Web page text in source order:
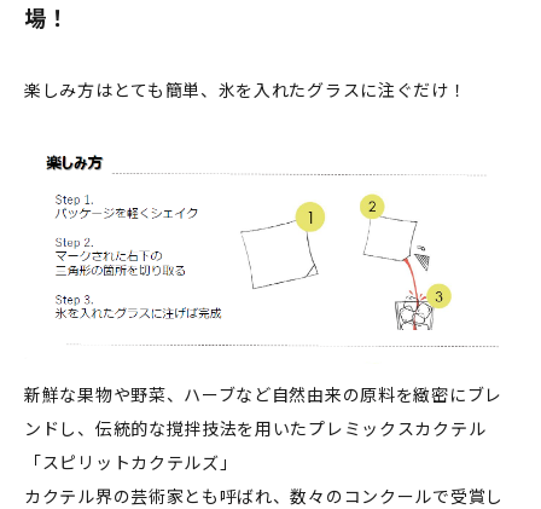
場！
楽しみ方はとても簡単、氷を入れたグラスに注ぐだけ！
新鮮な果物や野菜、ハーブなど自然由来の原料を緻密にブレ
ンドし、伝統的な撹拌技法を用いたプレミックスカクテル
「スピリットカクテルズ」
カクテル界の芸術家とも呼ばれ、数々のコンクールで受賞し